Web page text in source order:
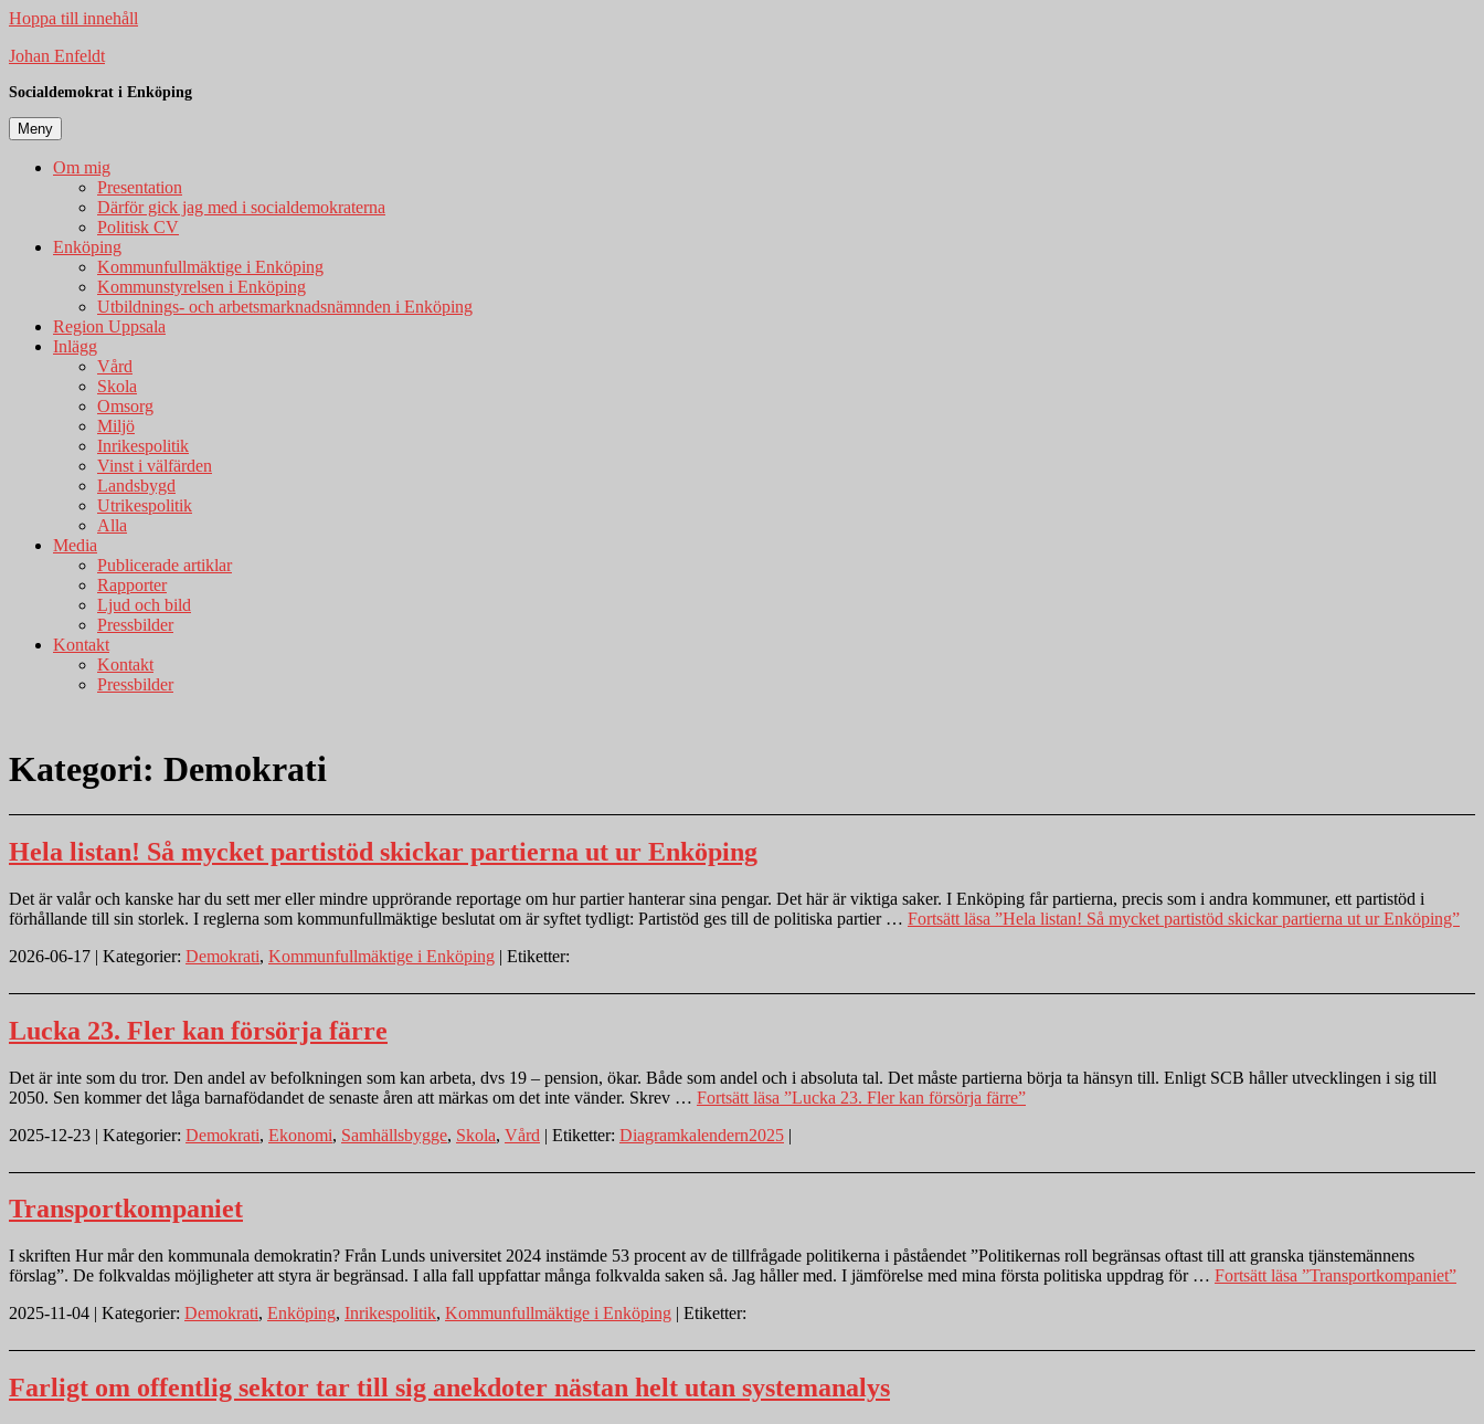
Hoppa till innehåll
Johan Enfeldt
Socialdemokrat i Enköping
Meny
Om mig
Presentation
Därför gick jag med i socialdemokraterna
Politisk CV
Enköping
Kommunfullmäktige i Enköping
Kommunstyrelsen i Enköping
Utbildnings- och arbetsmarknadsnämnden i Enköping
Region Uppsala
Inlägg
Vård
Skola
Omsorg
Miljö
Inrikespolitik
Vinst i välfärden
Landsbygd
Utrikespolitik
Alla
Media
Publicerade artiklar
Rapporter
Ljud och bild
Pressbilder
Kontakt
Kontakt
Pressbilder
Kategori: Demokrati
Hela listan! Så mycket partistöd skickar partierna ut ur Enköping
Det är valår och kanske har du sett mer eller mindre upprörande reportage om hur partier hanterar sina pengar. Det här är viktiga saker. I Enköping får partierna, precis som i andra kommuner, ett partistöd i
förhållande till sin storlek. I reglerna som kommunfullmäktige beslutat om är syftet tydligt: Partistöd ges till de politiska partier … Fortsätt läsa ”Hela listan! Så mycket partistöd skickar partierna ut ur Enköping”
2026-06-17 | Kategorier: Demokrati, Kommunfullmäktige i Enköping | Etiketter:
Lucka 23. Fler kan försörja färre
Det är inte som du tror. Den andel av befolkningen som kan arbeta, dvs 19 – pension, ökar. Både som andel och i absoluta tal. Det måste partierna börja ta hänsyn till. Enligt SCB håller utvecklingen i sig till
2050. Sen kommer det låga barnafödandet de senaste åren att märkas om det inte vänder. Skrev … Fortsätt läsa ”Lucka 23. Fler kan försörja färre”
2025-12-23 | Kategorier: Demokrati, Ekonomi, Samhällsbygge, Skola, Vård | Etiketter: Diagramkalendern2025 |
Transportkompaniet
I skriften Hur mår den kommunala demokratin? Från Lunds universitet 2024 instämde 53 procent av de tillfrågade politikerna i påståendet ”Politikernas roll begränsas oftast till att granska tjänstemännens
förslag”. De folkvaldas möjligheter att styra är begränsad. I alla fall uppfattar många folkvalda saken så. Jag håller med. I jämförelse med mina första politiska uppdrag för … Fortsätt läsa ”Transportkompaniet”
2025-11-04 | Kategorier: Demokrati, Enköping, Inrikespolitik, Kommunfullmäktige i Enköping | Etiketter:
Farligt om offentlig sektor tar till sig anekdoter nästan helt utan systemanalys